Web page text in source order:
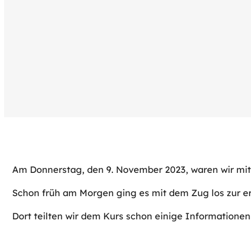
Am Donnerstag, den 9. November 2023, waren wir
Schon früh am Morgen ging es mit dem Zug los zur
Dort teilten wir dem Kurs schon einige